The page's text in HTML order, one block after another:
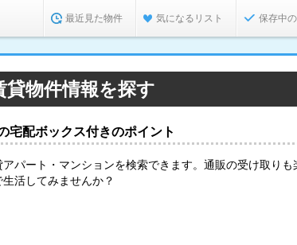
最近見た物件 気になるリスト 保存中
物件情報を探す
宅配ボックス付きのポイント
パート・マンションを検索できます。通販の受け取りも
活してみませんか？